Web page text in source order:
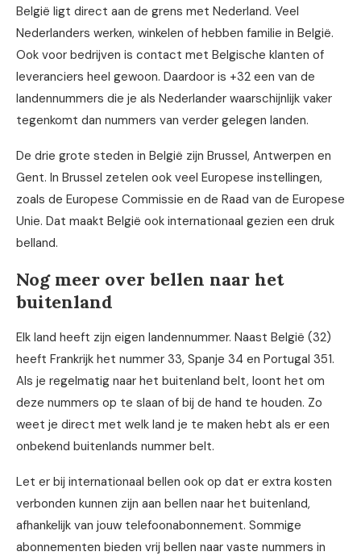
België ligt direct aan de grens met Nederland. Veel
Nederlanders werken, winkelen of hebben familie in België.
Ook voor bedrijven is contact met Belgische klanten of
leveranciers heel gewoon. Daardoor is +32 een van de
landennummers die je als Nederlander waarschijnlijk vaker
tegenkomt dan nummers van verder gelegen landen.
De drie grote steden in België zijn Brussel, Antwerpen en
Gent. In Brussel zetelen ook veel Europese instellingen,
zoals de Europese Commissie en de Raad van de Europese
Unie. Dat maakt België ook internationaal gezien een druk
belland.
Nog meer over bellen naar het
buitenland
Elk land heeft zijn eigen landennummer. Naast België (32)
heeft Frankrijk het nummer 33, Spanje 34 en Portugal 351.
Als je regelmatig naar het buitenland belt, loont het om
deze nummers op te slaan of bij de hand te houden. Zo
weet je direct met welk land je te maken hebt als er een
onbekend buitenlands nummer belt.
Let er bij internationaal bellen ook op dat er extra kosten
verbonden kunnen zijn aan bellen naar het buitenland,
afhankelijk van jouw telefoonabonnement. Sommige
abonnementen bieden vrij bellen naar vaste nummers in